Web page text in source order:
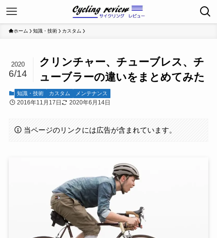
ホーム 知識・技術 カスタム
クリンチャー、チューブレス、チ
ューブラーの違いをまとめてみた
2020
6/14
知識・技術 カスタム メンテナンス
2016年11月17日 2020年6月14日
当ページのリンクには広告が含まれています。